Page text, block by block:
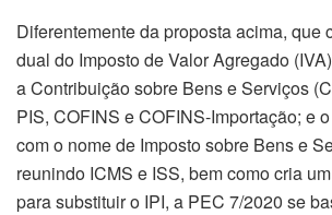
Diferentemente da proposta acima, que
dual do Imposto de Valor Agregado
a Contribuição sobre Bens e Serviços
PIS, COFINS e COFINS-Importação; e
com o nome de Imposto sobre Bens e
reunindo ICMS e ISS, bem como cria
para substituir o IPI, a PEC 7/2020 se